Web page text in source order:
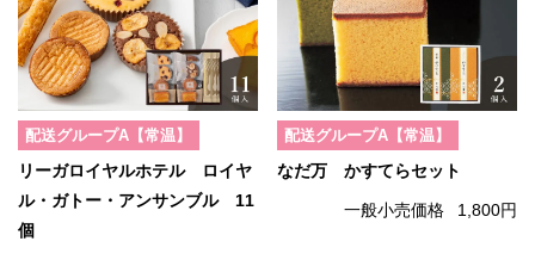
配送グループA【常温】
リーガロイヤルホテル ロイヤ
ル・ガトー・アンサンブル 11
個
配送グループA【常温】
なだ万 かすてらセット
一般小売価格 1,800円